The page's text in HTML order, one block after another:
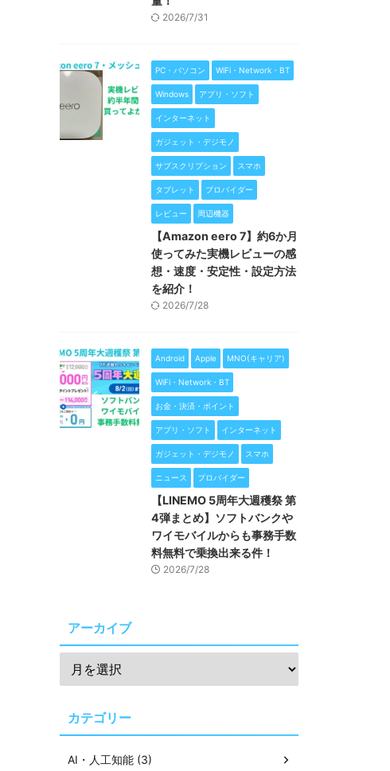
2026/7/31
PC・パソコン WiFi・Network・BT
Windows アプリ・ソフト
インターネット
ガジェット・デジモノ
サブスクリプション スマホ
タブレット プロバイダー
レビュー 周辺機器
【Amazon eero 7】約6か月
使ってみた実機レビューの感
想・速度・安定性・設定方法
を紹介！
2026/7/28
Android Apple MNO(キャリア)
WiFi・Network・BT
お金・決済・ポイント
アプリ・ソフト インターネット
ガジェット・デジモノ スマホ
ニュース プロバイダー
【LINEMO 5周年大週穫祭 第
4弾まとめ】ソフトバンクや
ワイモバイルからも事務手数
料無料で乗換出来る件！
2026/7/28
アーカイブ
カテゴリー
AI・人工知能 (3)